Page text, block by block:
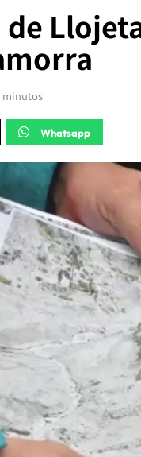
minutos
Whatsapp